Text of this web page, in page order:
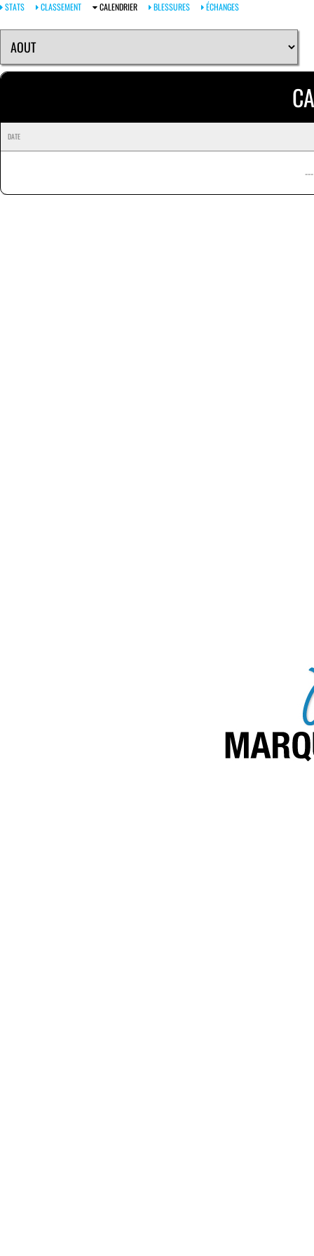
STATS CLASSEMENT CALENDRIER BLESSURES ÉCHANGES
DATE